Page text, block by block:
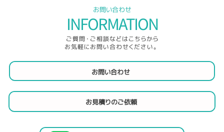
お問い合わせ
INFORMATION
ご質問・ご相談などはこちらから
お気軽にお問い合わせください。
お問い合わせ
お見積りのご依頼